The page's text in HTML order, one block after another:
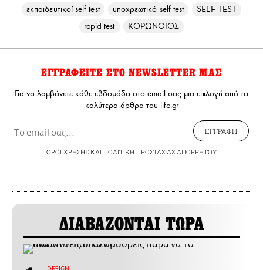
εκπαιδευτικοί self test
υποχρεωτικό self test
SELF TEST
rapid test
ΚΟΡΩΝΟΪΟΣ
ΕΓΓΡΑΦΕΙΤΕ ΣΤΟ NEWSLETTER ΜΑΣ
Για να λαμβάνετε κάθε εβδομάδα στο email σας μια επιλογή από τα
καλύτερα άρθρα του lifo.gr
ΕΓΓΡΑΦΗ
ΟΡΟΙ ΧΡΗΣΗΣΚΑΙ ΠΟΛΙΤΙΚΗ ΠΡΟΣΤΑΣΙΑΣ ΑΠΟΡΡΗΤΟΥ
ΔΙΑΒΑΖΟΝΤΑΙ ΤΩΡΑ